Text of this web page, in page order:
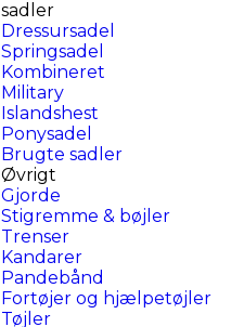
sadler
Dressursadel
Springsadel
Kombineret
Military
Islandshest
Ponysadel
Brugte sadler
Øvrigt
Gjorde
Stigremme & bøjler
Trenser
Kandarer
Pandebånd
Fortøjer og hjælpetøjler
Tøjler